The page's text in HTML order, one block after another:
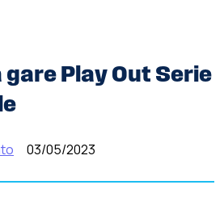
Play Out Serie
03/05/2023